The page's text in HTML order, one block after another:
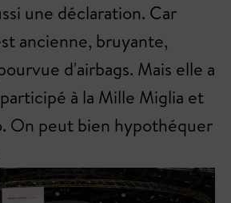
une déclaration. Car
ancienne, bruyante,
d'airbags. Mais elle a
à la Mille Miglia et
On peut bien hypothéquer